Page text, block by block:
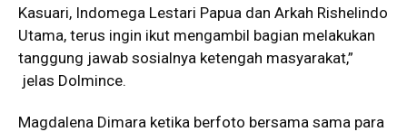
Kasuari, Indomega Lestari Papua dan Arkah Rishelindo
Utama, terus ingin ikut mengambil bagian melakukan
tanggung jawab sosialnya ketengah masyarakat,”
jelas Dolmince.
Magdalena Dimara ketika berfoto bersama sama para